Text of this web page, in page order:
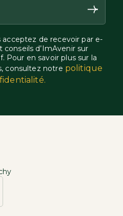
acceptez de recevoir par e-
d’ImAvenir sur
Pour en savoir plus sur la
consultez notre politique